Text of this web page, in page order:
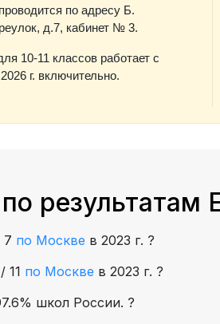
по адресу Б.
д.7, кабинет № 3.
10-11 классов работает с
г. включительно.
результатам
7 по Москве в 2023 г. ?
/ 11 по Москве в 2023 г. ?
школ России. ?